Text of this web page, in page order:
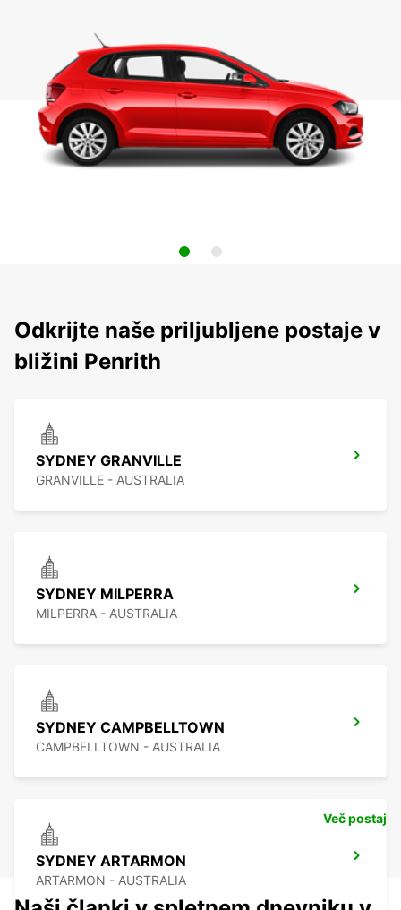
Odkrijte naše priljubljene postaje v
bližini Penrith
SYDNEY GRANVILLE
GRANVILLE - AUSTRALIA
SYDNEY MILPERRA
MILPERRA - AUSTRALIA
SYDNEY CAMPBELLTOWN
CAMPBELLTOWN - AUSTRALIA
SYDNEY ARTARMON
ARTARMON - AUSTRALIA
Več postaj